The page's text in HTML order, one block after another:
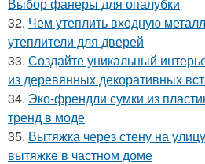
32. Чем утеплить входную
утеплители для дверей
33. Создайте уникальный
из деревянных декоративных
34. Эко-френдли сумки из
тренд в моде
35. Вытяжка через стену на
вытяжке в частном доме